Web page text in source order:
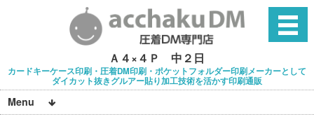
Ａ４×４Ｐ 中２日
カードキーケース印刷・圧着DM印刷・ポケットフォルダー印刷メーカーとして
ダイカット抜きグルアー貼り加工技術を活かす印刷通販
Menu